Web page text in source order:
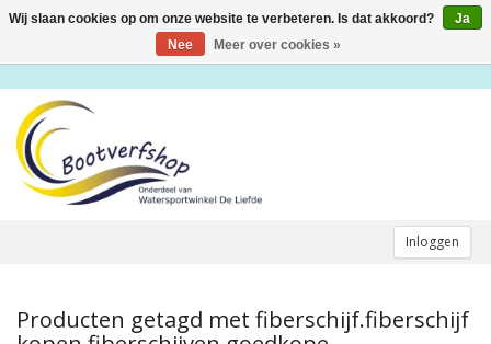
Inloggen
Toggle
Producten getagd met fiberschijf.fiberschijf
Wij slaan cookies op om onze website te verbeteren. Is dat akkoord?
Ja
Nee
Meer over cookies »